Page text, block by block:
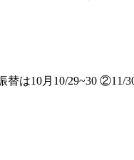
替は10月10/29~30 ②11/